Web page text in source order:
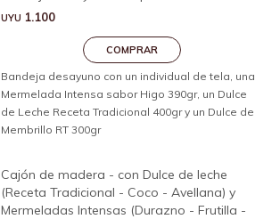
UYU 1.100
Bandeja desayuno con un individual de tela, una
Mermelada Intensa sabor Higo 390gr, un Dulce
de Leche Receta Tradicional 400gr y un Dulce de
Membrillo RT 300gr
Cajón de madera - con Dulce de leche
(Receta Tradicional - Coco - Avellana) y
Mermeladas Intensas (Durazno - Frutilla -